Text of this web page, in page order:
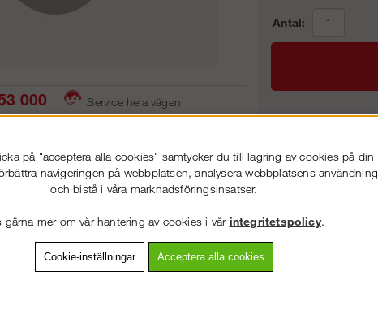
000
Service hela vägen
Antal:
Artnr:
Detaljerad info
på "acceptera alla cookies" samtycker du till lagring av cookies på din
navigeringen på webbplatsen, analysera webbplatsens användning
och bistå i våra marknadsföringsinsatser.
gärna mer om vår hantering av cookies i vår integritetspolicy.
Cookie-inställningar Acceptera alla cookies
TILL STEGPROFFSEN.SE